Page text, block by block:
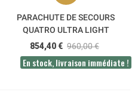
PARACHUTE DE SECOURS
QUATRO ULTRA LIGHT
SKYPARAGLIDERS
854,40 € 960,00 €
En stock, livraison immédiate !